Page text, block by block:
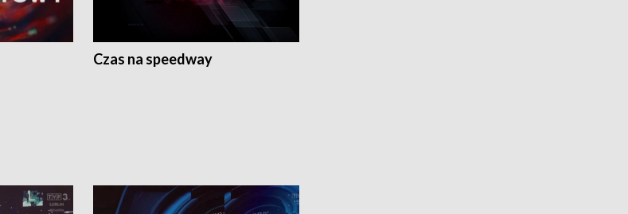
Czas na speedway